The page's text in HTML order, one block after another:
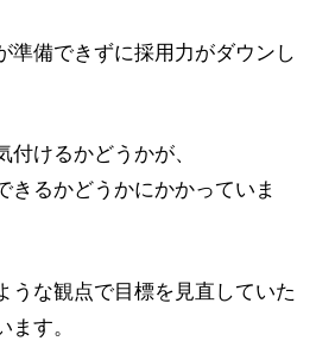
準備できずに採用力がダウンし
付けるかどうかが、
きるかどうかにかかっていま
うな観点で目標を見直していた
ます。